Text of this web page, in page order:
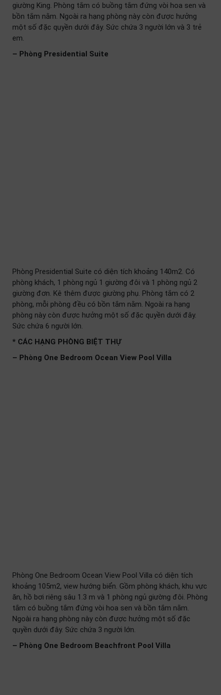
giường King. Phòng tắm có buồng tắm đứng vòi hoa sen và
bồn tắm nằm. Ngoài ra hạng phòng này còn được hưởng
một số đặc quyền dưới đây. Sức chứa 3 người lớn và 3 trẻ
em.
– Phòng Presidential Suite
Phòng Presidential Suite có diện tích khoảng 140m2. Có
phòng khách, 1 phòng ngủ 1 giường đôi và 1 phòng ngủ 2
giường đơn. Kê thêm được giường phụ. Phòng tắm có 2
phòng, mỗi phòng đều có bồn tắm nằm. Ngoài ra hạng
phòng này còn được hưởng một số đặc quyền dưới đây.
Sức chứa 6 người lớn.
* CÁC HẠNG PHÒNG BIỆT THỰ
– Phòng One Bedroom Ocean View Pool Villa
Phòng One Bedroom Ocean View Pool Villa có diện tích
khoảng 105m2, view hướng biển. Gồm phòng khách, khu vực
ăn, hồ bơi riêng sâu 1.3 m và 1 phòng ngủ giường đôi. Phòng
tắm có buồng tắm đứng vòi hoa sen và bồn tắm nằm.
Ngoài ra hạng phòng này còn được hưởng một số đặc
quyền dưới đây. Sức chứa 3 người lớn.
– Phòng One Bedroom Beachfront Pool Villa